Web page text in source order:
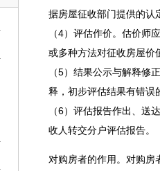
据房屋征收部门提供的认
（4）评估作价。估价师
或多种方法对征收房屋价
（5）结果公示与解释修
释，初步评估结果有错误
（6）评估报告作出、送
收人转交分户评估报告。
对购房者的作用。对购房